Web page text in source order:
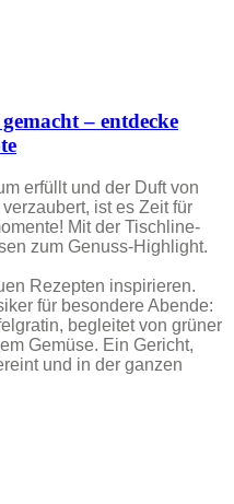
– entdecke
erfüllt und der Duft von
ist es Zeit für
Mit der Tischline-
zum Genuss-Highlight.
Rezepten inspirieren.
für besondere Abende:
begleitet von grüner
Gemüse. Ein Gericht,
und in der ganzen